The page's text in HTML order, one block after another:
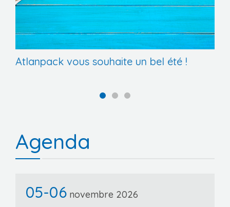
Atlanpack vous souhaite un bel été !
VINIPACK 2026
Agenda
05-06 novembre 2026